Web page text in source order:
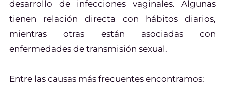
desarrollo de infecciones vaginales. Algunas
tienen relación directa con hábitos diarios,
mientras otras están asociadas con
enfermedades de transmisión sexual.
Entre las causas más frecuentes encontramos: